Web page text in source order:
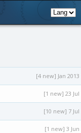
[4 new] Jan 2013
[1 new] 23 Jul
[10 new] 7 Jul
[1 new] 3 Jun